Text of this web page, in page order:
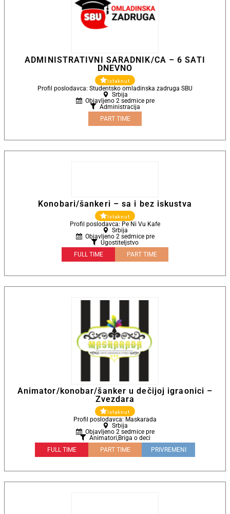
ADMINISTRATIVNI SARADNIK/CA – 6 SATI
DNEVNO
Istaknut
Profil poslodavca: Studentsko omladinska zadruga SBU
Srbija
Objavljeno 2 sedmice pre
Administracija
PART TIME
Konobari/šankeri – sa i bez iskustva
Istaknut
Profil poslodavca: Pe Ni Vu Kafe
Srbija
Objavljeno 2 sedmice pre
Ugostiteljstvo
FULL TIME
PART TIME
Animator/konobar/šanker u dečijoj igraonici –
Zvezdara
Istaknut
Profil poslodavca: Maskarada
Srbija
Objavljeno 2 sedmice pre
Animatori,Briga o deci
FULL TIME
PART TIME PRIVREMENI